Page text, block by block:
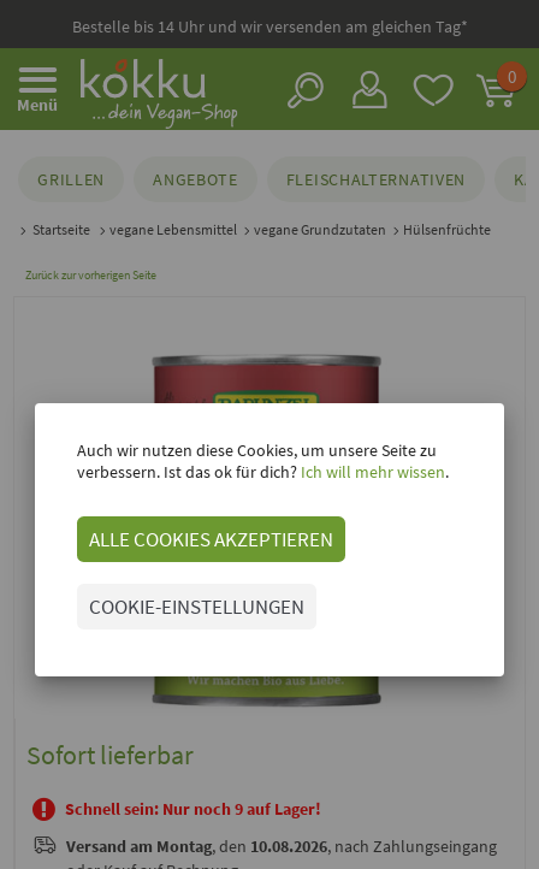
Bestelle bis 14 Uhr und wir versenden am gleichen Tag*
Menü
0
GRILLEN ANGEBOTE FLEISCHALTERNATIVEN
Startseite vegane Lebensmittel vegane Grundzutaten Hülsenfrüchte
Zurück zur vorherigen Seite
Sofort lieferbar
Schnell sein: Nur noch 9 auf Lager!
Versand am Montag, den 10.08.2026, nach Zahlungseingang
Auch wir nutzen diese Cookies, um unsere Seite zu
verbessern. Ist das ok für dich? Ich will mehr wissen.
ALLE COOKIES AKZEPTIEREN
COOKIE-EINSTELLUNGEN